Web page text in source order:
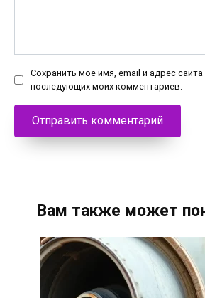
Сохранить моё имя, email и адрес
последующих моих комментариев.
Вам также может